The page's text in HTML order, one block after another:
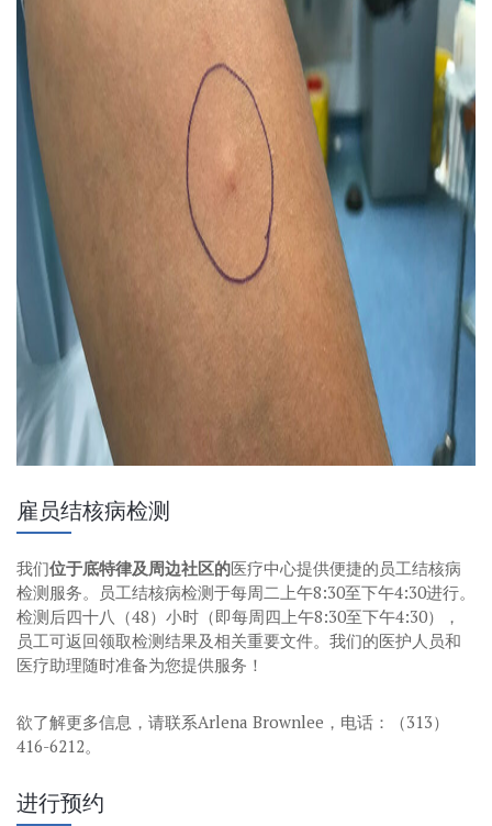
雇员结核病检测
我们位于底特律及周边社区的医疗中心提供便捷的员工结核病
检测服务。员工结核病检测于每周二上午8:30至下午4:30进行。
检测后四十八（48）小时（即每周四上午8:30至下午4:30），
员工可返回领取检测结果及相关重要文件。我们的医护人员和
医疗助理随时准备为您提供服务！
欲了解更多信息，请联系Arlena Brownlee，电话：（313）
416-6212。
进行预约